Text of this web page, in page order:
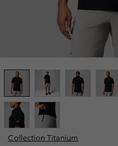
Collection Titanium